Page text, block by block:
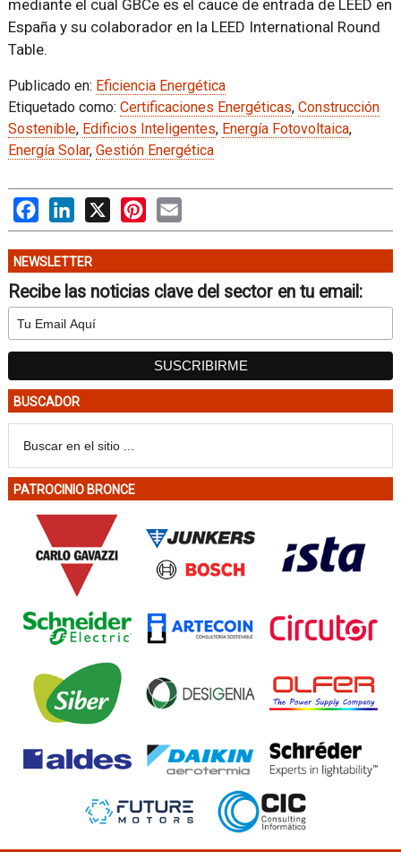
mediante el cual GBCe es el cauce de entrada de LEED en
España y su colaborador en la LEED International Round
Table.
Publicado en: Eficiencia Energética
Etiquetado como: Certificaciones Energéticas, Construcción
Sostenible, Edificios Inteligentes, Energía Fotovoltaica,
Energía Solar, Gestión Energética
FacebookLinkedIn
X PinterestEmail
NEWSLETTER
Recibe las noticias clave del sector en tu email:
BUSCADOR
PATROCINIO BRONCE